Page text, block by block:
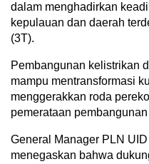
dalam menghadirkan
kepulauan dan daerah
(3T).
Pembangunan kelistrikan
mampu mentransformasi
menggerakkan roda
pemerataan
General Manager PLN
menegaskan bahwa